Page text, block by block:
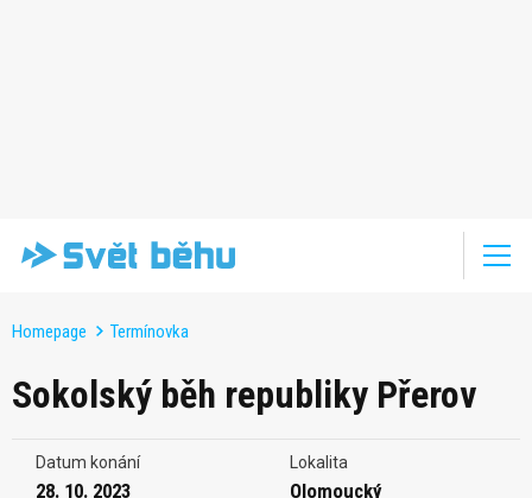
Homepage Termínovka
Sokolský běh republiky Přerov
Datum konání
28. 10. 2023
Lokalita
Olomoucký